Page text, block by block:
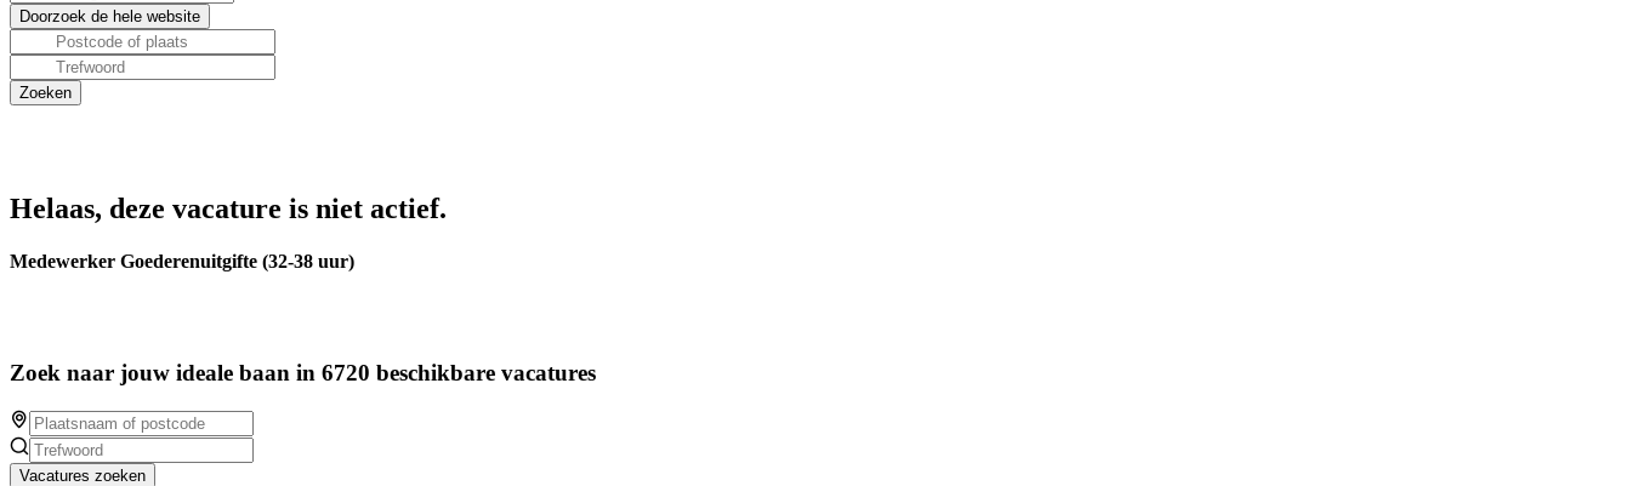
Helaas, deze vacature is niet actief.
Medewerker Goederenuitgifte (32-38 uur)
Zoek naar jouw ideale baan in 6720 beschikbare vacatures
Vacatures zoeken